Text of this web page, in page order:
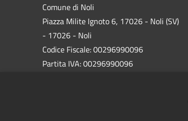
Comune di Noli
Piazza Milite Ignoto 6, 17026 - Noli (SV)
- 17026 - Noli
Codice Fiscale: 00296990096
Partita IVA: 00296990096